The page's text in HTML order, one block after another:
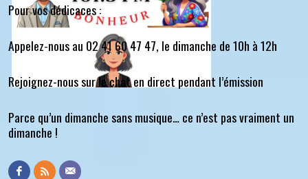
Pour vos dédicaces :
Appelez-nous au 02 41 60 47 47, le dimanche de 10h à 12h
Rejoignez-nous sur le chat en direct pendant l’émission
Parce qu’un dimanche sans musique… ce n’est pas vraiment un
dimanche !